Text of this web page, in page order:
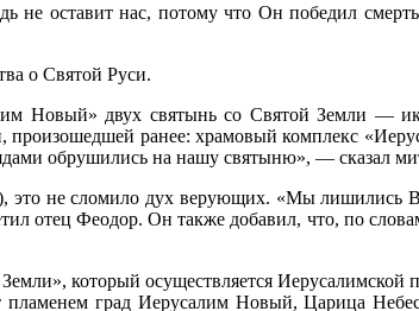
не оставит нас, потому что Он победил
о Святой Руси.
Новый» двух святынь со Святой Земли —
произошедшей ранее: храмовый комплекс
обрушились на нашу святыню», — сказал
это не сломило дух верующих. «Мы
отец Феодор. Он также добавил, что, по
который осуществляется
град Иерусалим Новый, Царица